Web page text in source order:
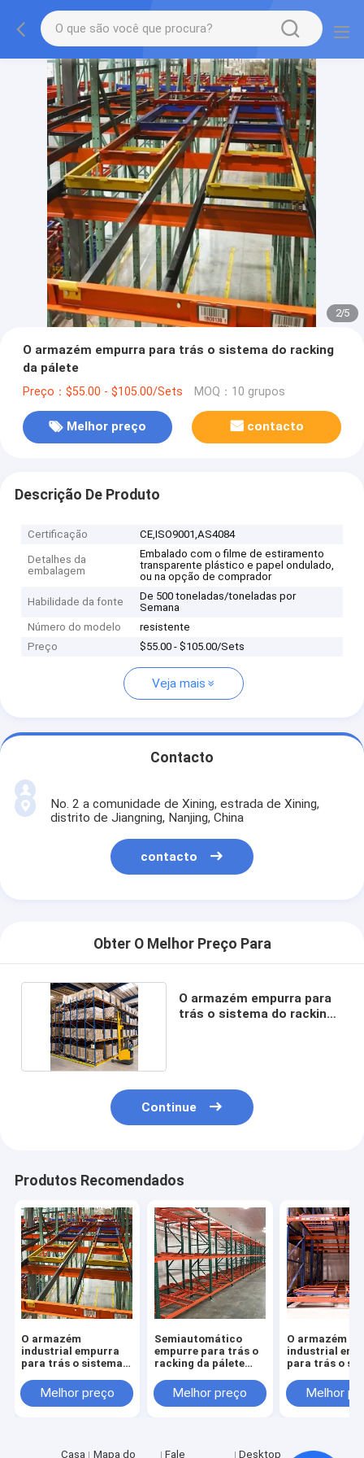
2/5
O armazém empurra para trás o sistema do racking
da pálete
Preço：$55.00 - $105.00/Sets MOQ：10 grupos
Melhor preço contacto
Descrição De Produto
Certificação CE,ISO9001,AS4084
Detalhes da
embalagem
Embalado com o filme de estiramento
transparente plástico e papel ondulado,
ou na opção de comprador
Habilidade da fonte
De 500 toneladas/toneladas por
Semana
Número do modelo
resistente
Preço
$55.00 - $105.00/Sets
Veja mais
Contacto
No. 2 a comunidade de Xining, estrada de Xining,
distrito de Jiangning, Nanjing, China
contacto
Obter O Melhor Preço Para
O armazém empurra para
trás o sistema do racking
Continue
Produtos Recomendados
O armazém
industrial empurra
para trás o sistema
de racking da pálete
Melhor preço
Semiautomático
empurre para trás o
racking da pálete
armazenamento do
alto densidade
Melhor preço
O armazém
industrial
para trás o
pálete com
capacidade
Melhor
Casa Mapa do Fale Desktop